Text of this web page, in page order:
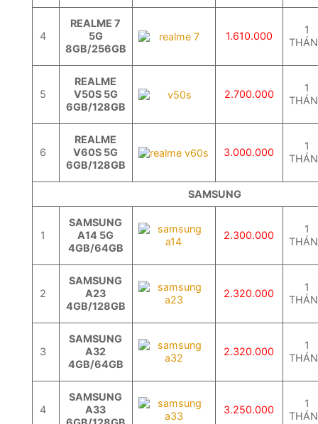
4
REALME 7
5G
8GB/256GB
1.610.000
1
5
REALME
V50S 5G
6GB/128GB
2.700.000
1
6
REALME
V60S 5G
6GB/128GB
3.000.000
1
SAMSUNG
1
SAMSUNG
A14 5G
4GB/64GB
2.300.000
1
2
SAMSUNG
A23
4GB/128GB
2.320.000
1
3
SAMSUNG
A32
4GB/64GB
2.320.000
1
4
SAMSUNG
A33
3.250.000
1